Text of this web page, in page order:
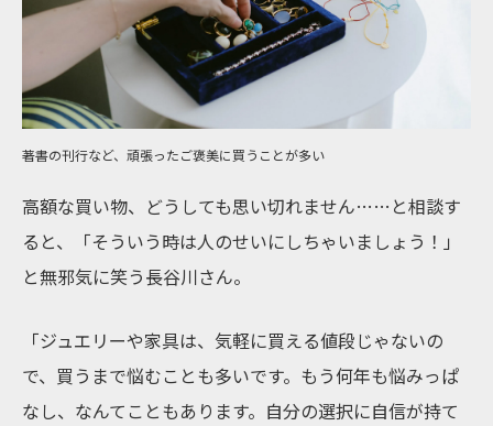
著書の刊行など、頑張ったご褒美に買うことが多い
高額な買い物、どうしても思い切れません……と相談す
ると、「そういう時は人のせいにしちゃいましょう！」
と無邪気に笑う長谷川さん。
「ジュエリーや家具は、気軽に買える値段じゃないの
で、買うまで悩むことも多いです。もう何年も悩みっぱ
なし、なんてこともあります。自分の選択に自信が持て